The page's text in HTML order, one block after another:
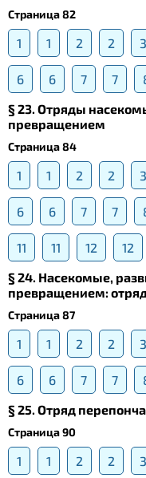
Страница 82
1 1 2 2 3
6 6 7 7
§ 23. Отряды
превращением
Страница 84
1 1 2 2 3
6 6 7 7
11 11 12
12
§ 24. Насекомые,
превращением:
Страница 87
1 1 2 2 3
6 6 7 7
§ 25. Отряд
Страница 90
1 1 2 2 3